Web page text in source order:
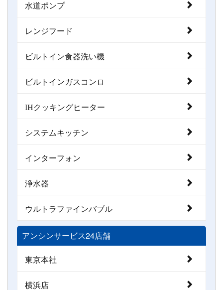
水道ポンプ
レンジフード
ビルトイン食器洗い機
ビルトインガスコンロ
IHクッキングヒーター
システムキッチン
インターフォン
浄水器
ウルトラファインバブル
アンシンサービス24店舗
東京本社
横浜店